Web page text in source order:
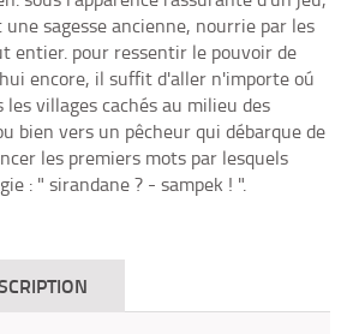
sagesse ancienne, nourrie par les
entier. pour ressentir le pouvoir de
encore, il suffit d'aller n'importe oú
villages cachés au milieu des
bien vers un pêcheur qui débarque de
les premiers mots par lesquels
: " sirandane ? - sampek ! ".